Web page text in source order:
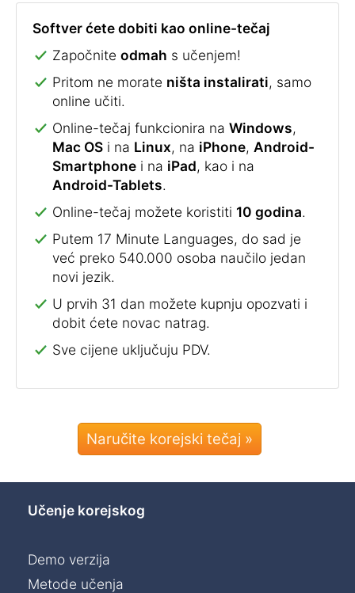
Softver ćete dobiti kao online-tečaj
Započnite odmah s učenjem!
Pritom ne morate ništa instalirati, samo
online učiti.
Online-tečaj funkcionira na Windows,
Mac OS i na Linux, na iPhone, Android-
Smartphone i na iPad, kao i na
Android-Tablets.
Online-tečaj možete koristiti 10 godina.
Putem 17 Minute Languages, do sad je
već preko 540.000 osoba naučilo jedan
novi jezik.
U prvih 31 dan možete kupnju opozvati i
dobit ćete novac natrag.
Sve cijene uključuju PDV.
Naručite korejski tečaj »
Učenje korejskog
Demo verzija
Metode učenja